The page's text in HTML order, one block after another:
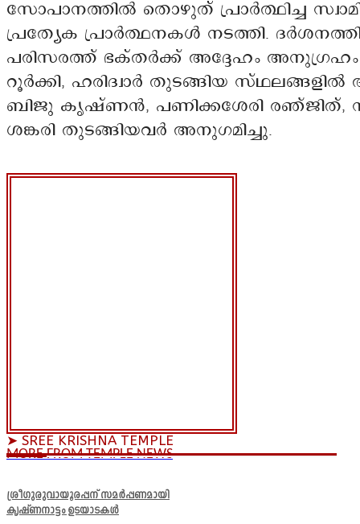
സോപാനത്തിൽ തൊഴുത് പ്രാർത്ഥിച്ച
പ്രത്യേക പ്രാർത്ഥനകൾ നടത്തി.
പരിസരത്ത് ഭക്തർക്ക് അദ്ദേഹം
റൂർക്കി, ഹരിദ്വാർ തുടങ്ങിയ
ബിജു കൃഷ്ണൻ, പണിക്കശേരി രഞ്ജിത്,
ശങ്കരി തുടങ്ങിയവർ അനുഗമിച്ചു.
➤ SREE KRISHNA TEMPLE
ശ്രീഗുരുവായൂരപ്പന് സമർപ്പണമായി
കൃഷ്ണനാട്ടം ഉടയാടകൾ
MORE FROM TEMPLE NEWS